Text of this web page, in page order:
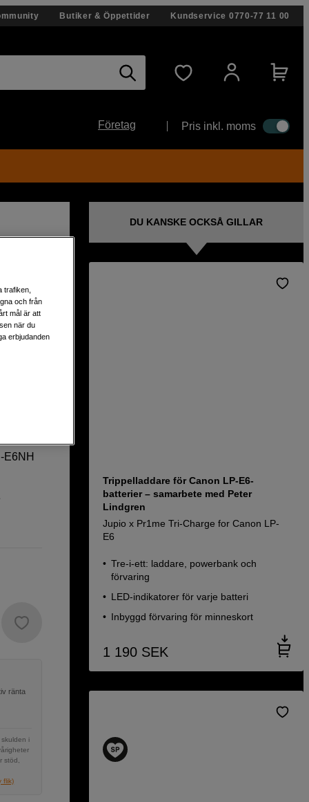
Butiker & Öppettider Kundservice 0770-77 11 00
Företag Pris inkl. moms
LP-
LP-
E6NH
ränta
i
stöd,
flik)
DU KANSKE OCKSÅ GILLAR
Trippelladdare för Canon LP-E6-
batterier – samarbete med Peter
Lindgren
Jupio x Pr1me Tri-Charge for Canon LP-
E6
Tre-i-ett: laddare, powerbank och
förvaring
LED-indikatorer för varje batteri
Inbyggd förvaring för minneskort
1 190 SEK
trafiken,
och från
mål är att
när du
erbjudanden